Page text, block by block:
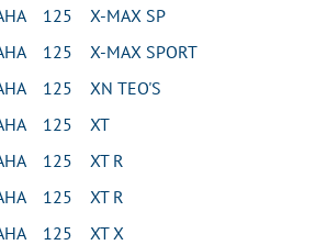
125 X-MAX SP
125 X-MAX SPORT
125 XN TEO'S
125 XT
125 XT R
125 XT R
125 XT X